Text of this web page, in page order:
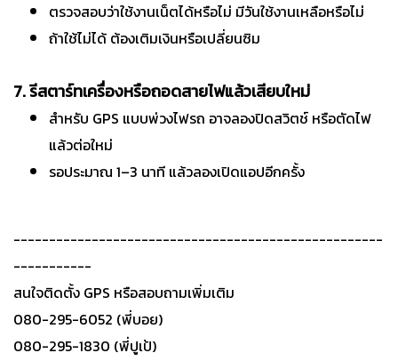
ตรวจสอบว่าใช้งานเน็ตได้หรือไม่ มีวันใช้งานเหลือหรือไม่
ถ้าใช้ไม่ได้ ต้องเติมเงินหรือเปลี่ยนซิม
7. รีสตาร์ทเครื่องหรือถอดสายไฟแล้วเสียบใหม่
สำหรับ GPS แบบพ่วงไฟรถ อาจลองปิดสวิตช์ หรือตัดไฟ
แล้วต่อใหม่
รอประมาณ 1–3 นาที แล้วลองเปิดแอปอีกครั้ง
----------------------------------------------------
-----------
สนใจติดตั้ง GPS หรือสอบถามเพิ่มเติม
080-295-6052 (พี่บอย)
080-295-1830 (พี่ปูเป้)